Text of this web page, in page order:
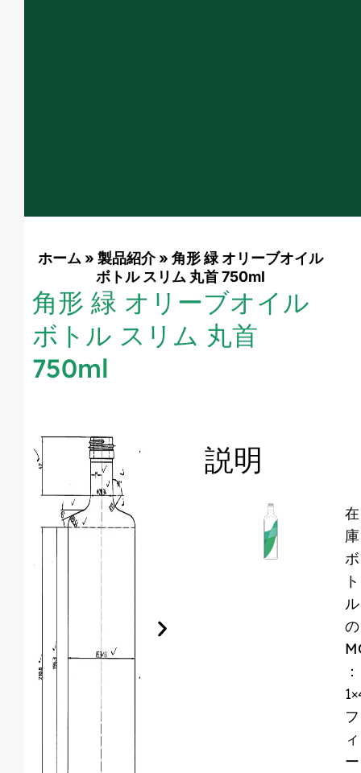
ホーム » 製品紹介» 角形 緑 オリーブオイル
ボトル スリム 丸首 750ml
角形 緑 オリーブオイル
ボトル スリム 丸首
750ml
説明
在
庫
ボ
ト
ル
の
：
フ
ィ
ー